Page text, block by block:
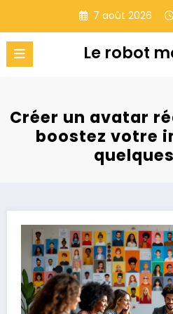
contenu
7 août 2026
Le robot
Créer un avatar
boostez votre